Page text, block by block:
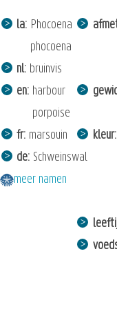
la Phocoena
phocoena
nl bruinvis
en harbour
porpoise
fr marsouin
de Schweinswal
meer namen
kleur